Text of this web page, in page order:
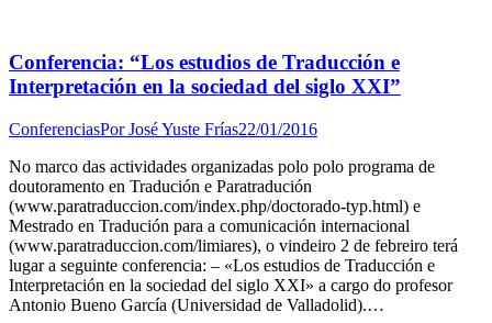
Conferencia: “Los estudios de Traducción e
Interpretación en la sociedad del siglo XXI”
ConferenciasPorJosé Yuste Frías22/01/2016
No marco das actividades organizadas polo polo programa de
doutoramento en Tradución e Paratradución
(www.paratraduccion.com/index.php/doctorado-typ.html) e
Mestrado en Tradución para a comunicación internacional
(www.paratraduccion.com/limiares), o vindeiro 2 de febreiro terá
lugar a seguinte conferencia: – «Los estudios de Traducción e
Interpretación en la sociedad del siglo XXI» a cargo do profesor
Antonio Bueno García (Universidad de Valladolid).…